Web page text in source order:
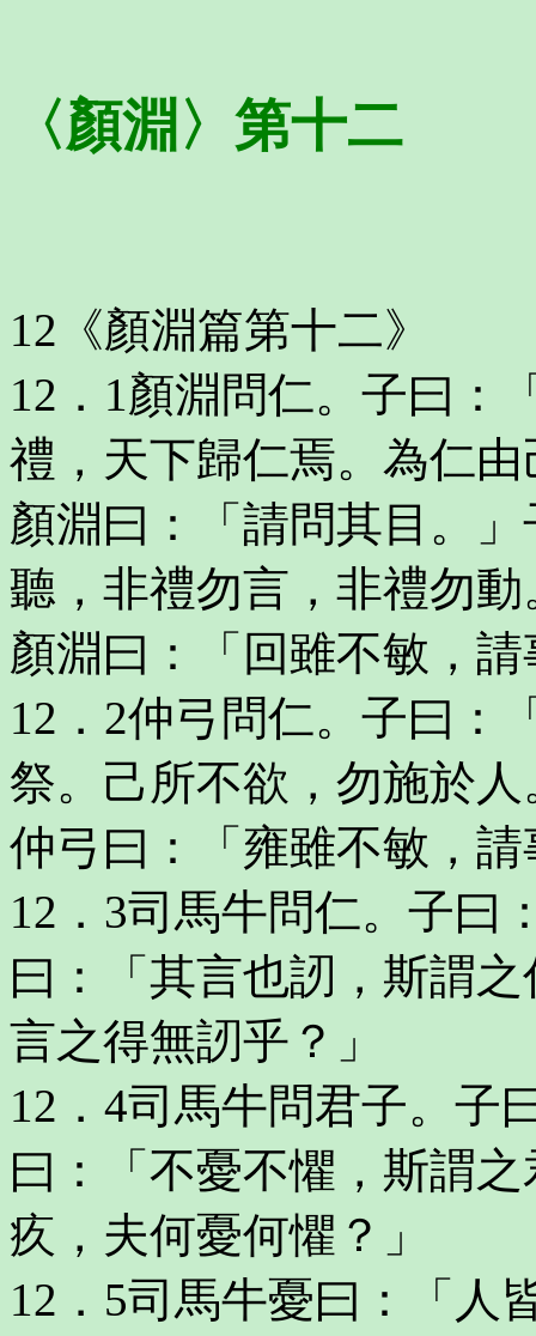
〈顏淵〉第十二
12《顏淵篇第十二》
12．1顏淵問仁。子曰：
禮，天下歸仁焉。為仁
顏淵曰：「請問其目。
聽，非禮勿言，非禮勿動
顏淵曰：「回雖不敏，
12．2仲弓問仁。子曰：
祭。己所不欲，勿施於
仲弓曰：「雍雖不敏，
12．3司馬牛問仁。子曰
曰：「其言也訒，斯謂
言之得無訒乎？」
12．4司馬牛問君子。子
曰：「不憂不懼，斯謂
疚，夫何憂何懼？」
12．5司馬牛憂曰：「人